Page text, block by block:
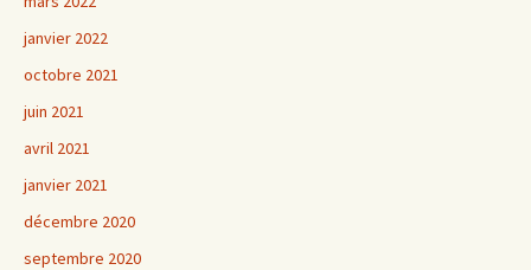
janvier 2022
octobre 2021
juin 2021
avril 2021
janvier 2021
décembre 2020
septembre 2020